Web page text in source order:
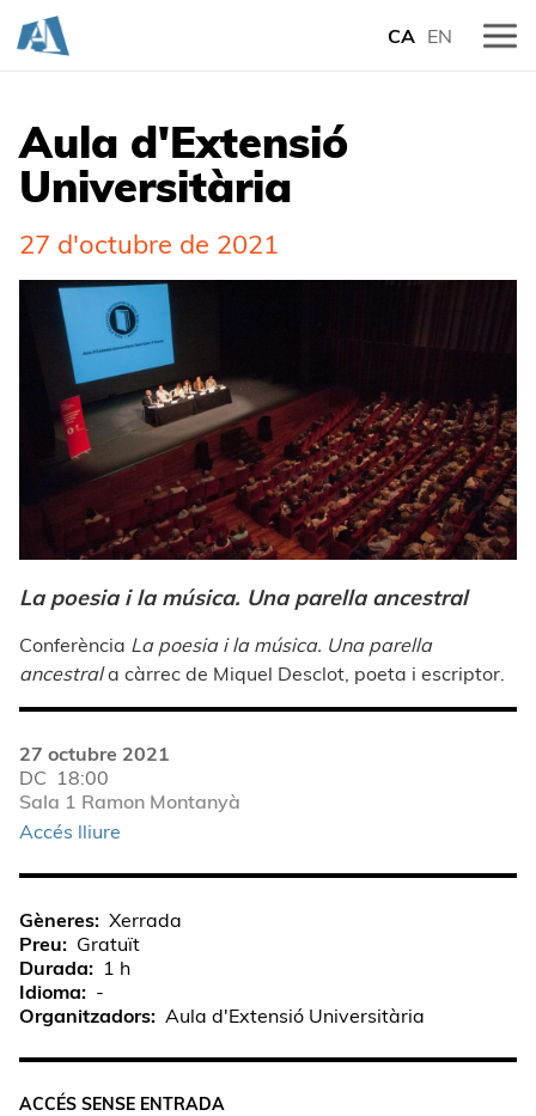
CA EN
Aula d'Extensió
Universitària
27 d'octubre de 2021
La poesia i la música. Una parella ancestral
Conferència La poesia i la música. Una parella
ancestrala càrrec de Miquel Desclot, poeta i escriptor.
27 octubre 2021
DC 18:00
Sala 1 Ramon Montanyà
Accés lliure
Gèneres Xerrada
Preu
Gratuït
Durada
1 h
Idioma
-
Organitzadors
Aula d'Extensió Universitària
ACCÉS SENSE ENTRADA